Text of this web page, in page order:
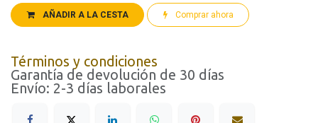
AÑADIR A LA CESTA Comprar ahora
Términos y condiciones
Garantía de devolución de 30 días
Envío: 2-3 días laborales